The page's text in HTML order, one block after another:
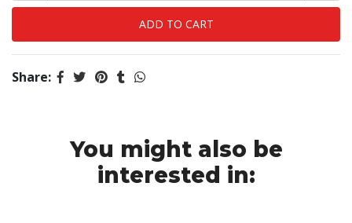
Share:
You might also be
interested in: